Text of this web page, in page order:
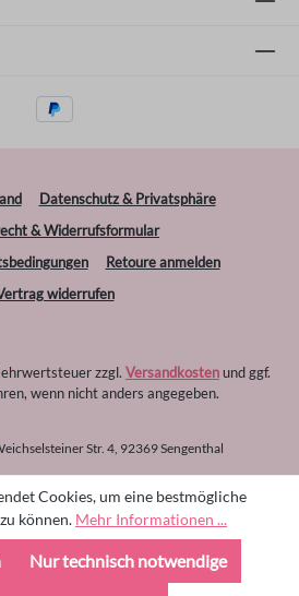
Datenschutz & Privatsphäre
& Widerrufsformular
Retoure anmelden
widerrufen
zzgl. Versandkostenund ggf.
wenn nicht anders angegeben.
Str. 4, 92369 Sengenthal
Cookies, um eine bestmögliche
können. Mehr Informationen ...
Nur technisch notwendige